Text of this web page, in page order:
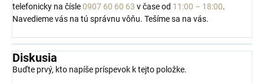
telefonicky na čísle0907 60 60 63 v čase od 11:00 – 18:00.
Navedieme vás na tú správnu vôňu. Tešíme sa na vás.
Diskusia
Buďte prvý, kto napíše príspevok k tejto položke.